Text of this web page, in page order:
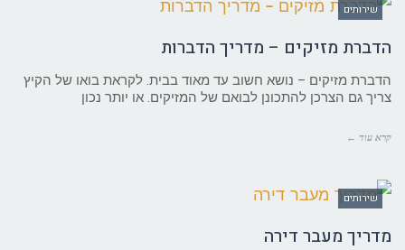
שירותים
הדברת מזיקים – מדריך הדברות
הדברת מזיקים – נושא חשוב עד מאוד בבית. לקראת בואו של הקיץ
צריך גם הצרכן להתכונן לבואם של המזיקים. או יותר נכון
קרא עוד ←
שירותים
מדריך מעבר דירה